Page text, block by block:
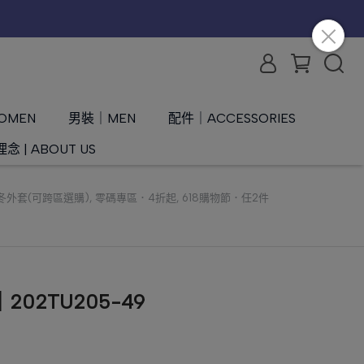
男裝｜MEN
配件｜ACCESSORIES
念 | ABOUT US
外套(可跨區選購), 零碼專區．4折起, 618購物節．任2件
202TU205-49